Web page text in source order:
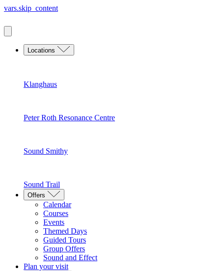
vars.skip_content
Locations
Klanghaus
Peter Roth Resonance Centre
Sound Smithy
Sound Trail
Offers
Calendar
Courses
Events
Themed Days
Guided Tours
Group Offers
Sound and Effect
Plan your visit